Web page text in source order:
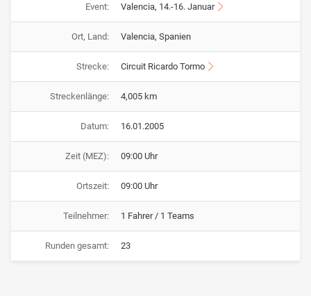
Event: Valencia, 14.-16. Januar
Ort, Land: Valencia, Spanien
Strecke: Circuit Ricardo Tormo
Streckenlänge: 4,005 km
Datum: 16.01.2005
Zeit (MEZ): 09:00 Uhr
Ortszeit: 09:00 Uhr
Teilnehmer: 1 Fahrer / 1 Teams
Runden gesamt: 23